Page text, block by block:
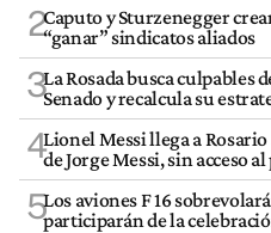
2Caputo y Sturzenegger
“ganar” sindicatos aliados
3La Rosada busca culpables
Senado y recalcula su
4Lionel Messi llega a
de Jorge Messi, sin acceso
5Los aviones F 16
participarán de la